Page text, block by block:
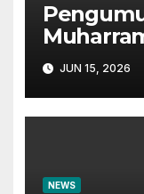
1448H
JUN 15, 2026
NEWS